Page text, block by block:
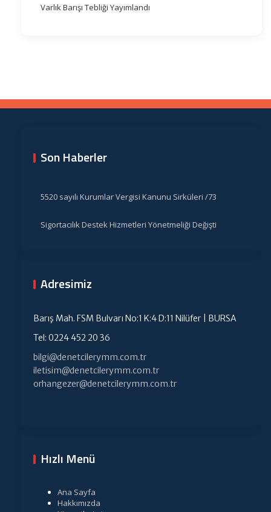
Varlık Barışı Tebliği Yayımlandı
Son Haberler
5520 sayılı Kurumlar Vergisi Kanunu Sirküleri /73
Sigortacılık Destek Hizmetleri Yönetmeliği Değişti
Adresimiz
Barış Mah. FSM Bulvarı No:1 K:4 D:11 Nilüfer | BURSA
Tel: 0224 452 20 36
bilgi@denetcilerymm.com.tr
iletisim@denetcilerymm.com.tr
orhangezer@denetcilerymm.com.tr
Hızlı Menü
Ana Sayfa
Hakkımızda